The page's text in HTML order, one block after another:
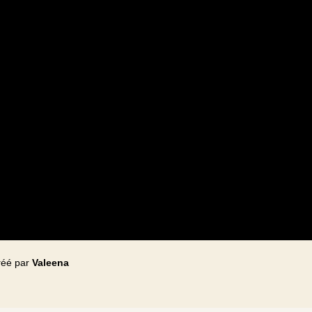
par Valeena